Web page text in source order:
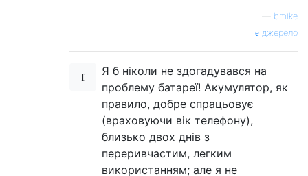
bmike
джерело
Я б ніколи не здогадувався на
проблему батареї! Акумулятор, як
правило, добре спрацьовує
(враховуючи вік телефону),
близько двох днів з
переривчастим, легким
використанням; але я не